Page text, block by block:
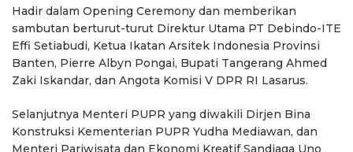
Hadir dalam Opening Ceremony dan memberikan
sambutan berturut-turut Direktur Utama PT Debindo-ITE
Effi Setiabudi, Ketua Ikatan Arsitek Indonesia Provinsi
Banten, Pierre Albyn Pongai, Bupati Tangerang Ahmed
Zaki Iskandar, dan Angota Komisi V DPR RI Lasarus.
Selanjutnya Menteri PUPR yang diwakili Dirjen Bina
Konstruksi Kementerian PUPR Yudha Mediawan, dan
Menteri Pariwisata dan Ekonomi Kreatif Sandiaga Uno